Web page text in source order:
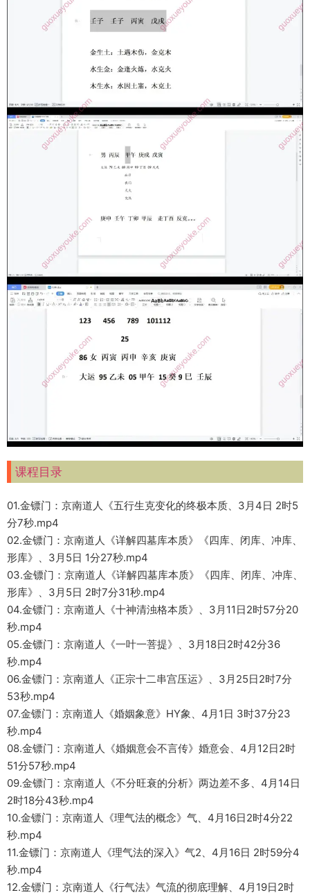
课程目录
01.金镖门：京南道人《五行生克变化的终极本质、3月4日 2时5
分7秒.mp4
02.金镖门：京南道人《详解四墓库本质》《四库、闭库、冲库、
形库》、3月5日 1分27秒.mp4
03.金镖门：京南道人《详解四墓库本质》《四库、闭库、冲库、
形库》、3月5日 2时7分31秒.mp4
04.金镖门：京南道人《十神清浊格本质》、3月11日2时57分20
秒.mp4
05.金镖门：京南道人《一叶一菩提》、3月18日2时42分36
秒.mp4
06.金镖门：京南道人《正宗十二串宫压运》、3月25日2时7分
53秒.mp4
07.金镖门：京南道人《婚姻象意》HY象、4月1日 3时37分23
秒.mp4
08.金镖门：京南道人《婚姻意会不言传》婚意会、4月12日2时
51分57秒.mp4
09.金镖门：京南道人《不分旺衰的分析》两边差不多、4月14日
2时18分43秒.mp4
10.金镖门：京南道人《理气法的概念》气、4月16日2时4分22
秒.mp4
11.金镖门：京南道人《理气法的深入》气2、4月16日 2时59分4
秒.mp4
12.金镖门：京南道人《行气法》气流的彻底理解、4月19日2时